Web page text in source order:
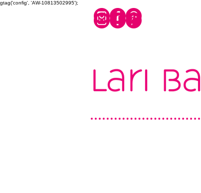
gtag('config', 'AW-10813502995');